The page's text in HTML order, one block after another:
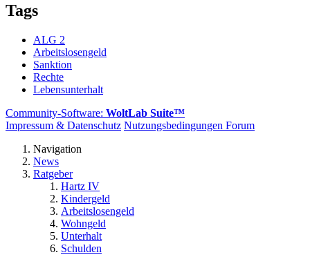
Tags
ALG 2
Arbeitslosengeld
Sanktion
Rechte
Lebensunterhalt
Community-Software: WoltLab Suite™
Impressum & Datenschutz Nutzungsbedingungen Forum
Navigation
News
Ratgeber
Hartz IV
Kindergeld
Arbeitslosengeld
Wohngeld
Unterhalt
Schulden